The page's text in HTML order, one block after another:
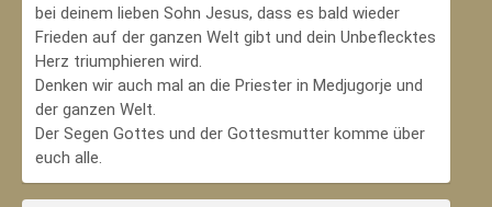
bei deinem lieben Sohn Jesus, dass es bald wieder
Frieden auf der ganzen Welt gibt und dein Unbeflecktes
Herz triumphieren wird.
Denken wir auch mal an die Priester in Medjugorje und
der ganzen Welt.
Der Segen Gottes und der Gottesmutter komme über
euch alle.